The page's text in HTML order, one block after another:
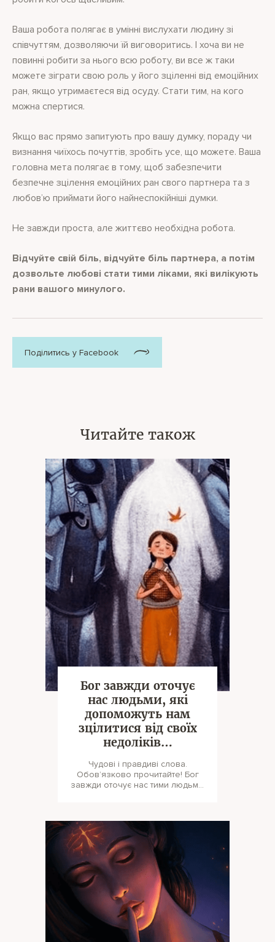
Ваша робота полягає в умінні вислухати людину зі
співчуттям, дозволяючи їй виговоритись. І хоча ви не
повинні робити за нього всю роботу, ви все ж таки
можете зіграти свою роль у його зціленні від емоційних
ран, якщо утримаєтеся від осуду. Стати тим, на кого
можна спертися.
Якщо вас прямо запитують про вашу думку, пораду чи
визнання чиїхось почуттів, зробіть усе, що можете. Ваша
головна мета полягає в тому, щоб забезпечити
безпечне зцілення емоційних ран свого партнера та з
любов’ю приймати його найнеспокійніші думки.
Не завжди проста, але життєво необхідна робота.
Відчуйте свій біль, відчуйте біль партнера, а потім
дозвольте любові стати тими ліками, які вилікують
рани вашого минулого.
Поділитись у Facebook
Читайте також
Бог завжди оточує
нас людьми, які
допоможуть нам
зцілитися від своїх
недоліків…
Чудові і правдиві слова.
Обов’язково прочитайте! Бог
завжди оточує нас тими людьми,